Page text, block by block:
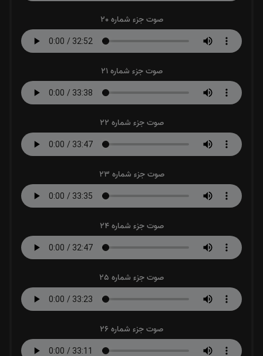
صوت جزء شماره 20
صوت جزء شماره 21
صوت جزء شماره 22
صوت جزء شماره 23
صوت جزء شماره 24
صوت جزء شماره 25
صوت جزء شماره 26